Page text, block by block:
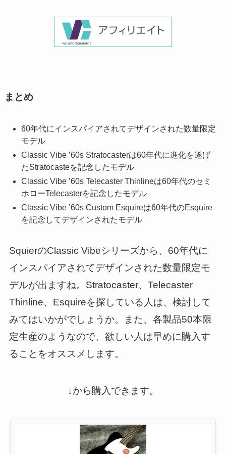
まとめ
60年代にインスパイアされてデザインされた数量限定
モデル
Classic Vibe ’60s Stratocasterは60年代に進化を遂げ
たStratocasteを記念したモデル
Classic Vibe ’60s Telecaster Thinlineは60年代のセミ
ホローTelecasterを記念したモデル
Classic Vibe ’60s Custom Esquireは60年代のEsquire
を記念してデザインされたモデル
SquierのClassic Vibeシリーズから、60年代に
インスパイアされてデザインされた数量限定モ
デルが出ますね。Stratocaster、Telecaster
Thinline、Esquireを探している人は、検討して
みてはいかがでしょうか。また、各製品50本限
定生産のようなので、欲しい人は早めに購入す
ることをオススメします。
↓から購入できます。